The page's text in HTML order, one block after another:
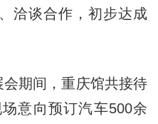
洽谈合作，初步达成
期间，重庆馆共接待
意向预订汽车500余